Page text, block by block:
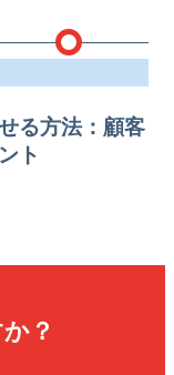
る方法：顧客
ト
？